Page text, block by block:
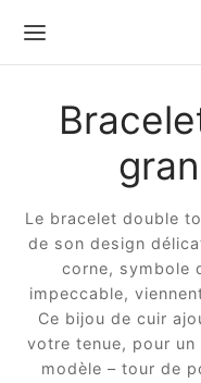
Le bracelet double
de son design
corne, symbole
impeccable,
Ce bijou de cuir
votre tenue, pour
modèle – tour de